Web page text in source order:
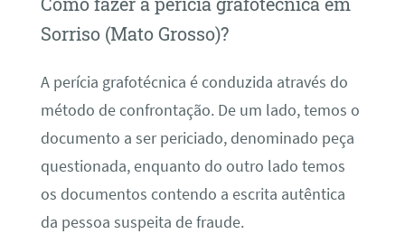
Sorriso (Mato Grosso)?
A perícia grafotécnica é conduzida através do
método de confrontação. De um lado, temos o
documento a ser periciado, denominado peça
questionada, enquanto do outro lado temos
os documentos contendo a escrita autêntica
da pessoa suspeita de fraude.